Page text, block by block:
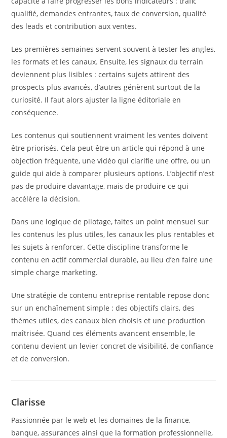
qualifié, demandes entrantes, taux de conversion, qualité
des leads et contribution aux ventes.
Les premières semaines servent souvent à tester les angles,
les formats et les canaux. Ensuite, les signaux du terrain
deviennent plus lisibles : certains sujets attirent des
prospects plus avancés, d’autres génèrent surtout de la
curiosité. Il faut alors ajuster la ligne éditoriale en
conséquence.
Les contenus qui soutiennent vraiment les ventes doivent
être priorisés. Cela peut être un article qui répond à une
objection fréquente, une vidéo qui clarifie une offre, ou un
guide qui aide à comparer plusieurs options. L’objectif n’est
pas de produire davantage, mais de produire ce qui
accélère la décision.
Dans une logique de pilotage, faites un point mensuel sur
les contenus les plus utiles, les canaux les plus rentables et
les sujets à renforcer. Cette discipline transforme le
contenu en actif commercial durable, au lieu d’en faire une
simple charge marketing.
Une stratégie de contenu entreprise rentable repose donc
sur un enchaînement simple : des objectifs clairs, des
thèmes utiles, des canaux bien choisis et une production
maîtrisée. Quand ces éléments avancent ensemble, le
contenu devient un levier concret de visibilité, de confiance
et de conversion.
Clarisse
Passionnée par le web et les domaines de la finance,
banque, assurances ainsi que la formation professionnelle,